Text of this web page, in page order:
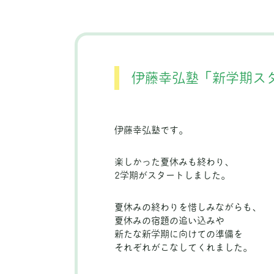
伊藤幸弘塾「新学期ス
伊藤幸弘塾です。
楽しかった夏休みも終わり、
2学期がスタートしました。
夏休みの終わりを惜しみながらも、
夏休みの宿題の追い込みや
新たな新学期に向けての準備を
それぞれがこなしてくれました。